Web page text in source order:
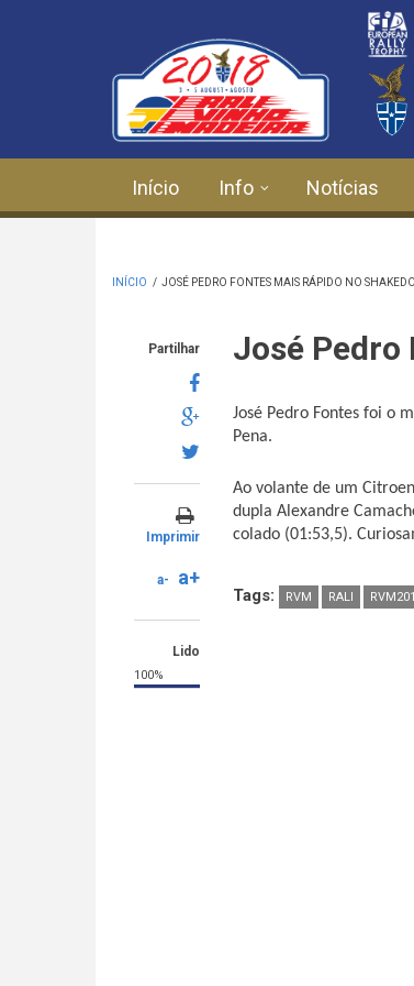
Início Info Notícias
INÍCIO / JOSÉ PEDRO FONTES MAIS RÁPIDO NO
Partilhar
Imprimir
a- a+
Lido
100%
José Pedro
José Pedro Fontes foi o
Pena.
Ao volante de um
dupla Alexandre
colado (01:53,5).
Tags: RVM RALI